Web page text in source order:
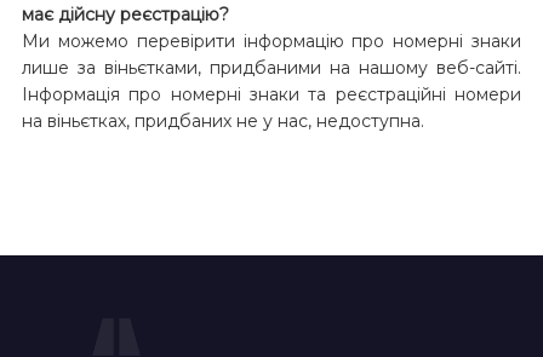
має дійсну реєстрацію?
Ми можемо перевірити інформацію про номерні знаки
лише за віньєтками, придбаними на нашому веб-сайті.
Інформація про номерні знаки та реєстраційні номери
на віньєтках, придбаних не у нас, недоступна.